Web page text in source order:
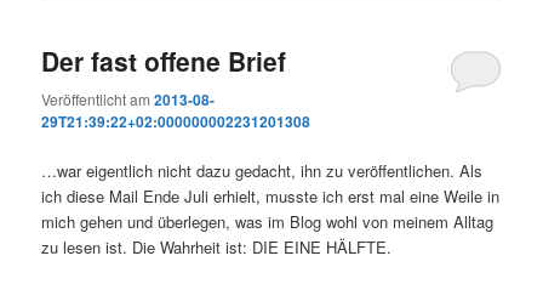
Der fast offene Brief
Veröffentlicht am2013-08-
29T21:39:22+02:000000002231201308
…war eigentlich nicht dazu gedacht, ihn zu veröffentlichen. Als
ich diese Mail Ende Juli erhielt, musste ich erst mal eine Weile in
mich gehen und überlegen, was im Blog wohl von meinem Alltag
zu lesen ist. Die Wahrheit ist: DIE EINE HÄLFTE.